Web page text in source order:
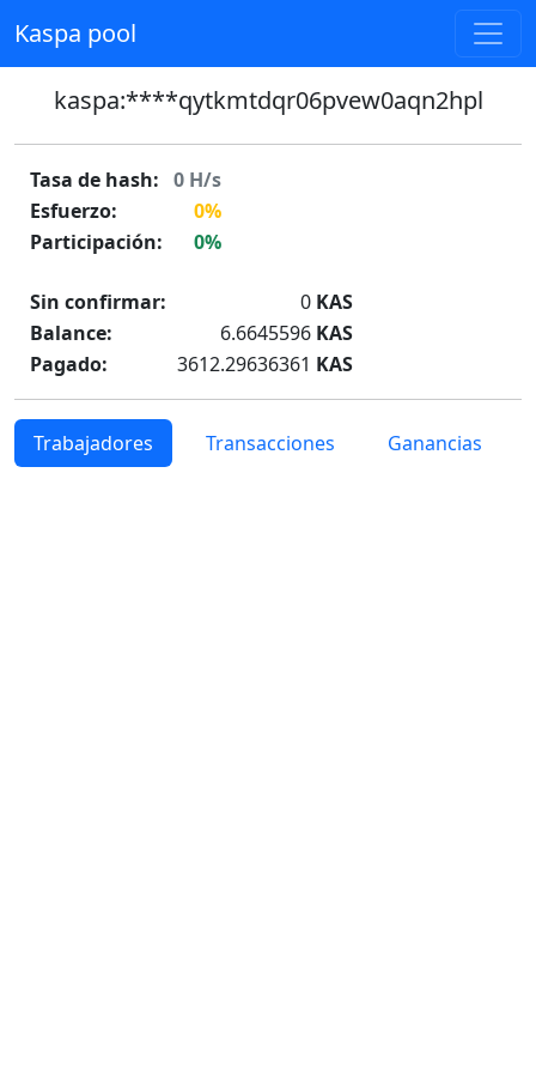
Kaspa pool
kaspa:****qytkmtdqr06pvew0aqn2hpl
Tasa de hash: 0 H/s
Esfuerzo:
0%
Participación:
0%
Sin confirmar: 0 KAS
Balance:
6.6645596 KAS
Pagado:
3612.29636361 KAS
Trabajadores Transacciones Ganancias